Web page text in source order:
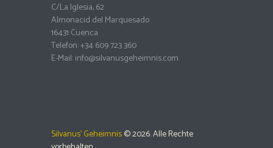
C/La Iglesia, 62
Almonacid del Marquesado
16431 Cuenca
Telefon:+34 609 723 360
E-Mail:info@silvanusgeheimnis.com
Silvanus' Geheimnis© 2026. Alle Rechte